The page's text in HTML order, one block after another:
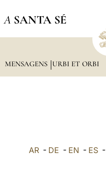
A SANTA SÉ
MENSAGENS URBI ET ORBI
AR- DE - EN - ES-